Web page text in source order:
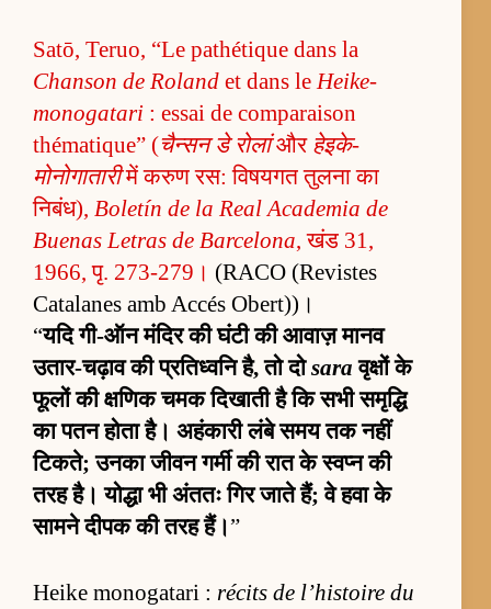
Satō, Teruo, “Le pathétique dans la
Chanson de Roland et dans le Heike-
monogatari : essai de comparaison
thématique” (चैन्सन डे रोलांऔर हेइके-
मोनोगातारीमें करुण रस: विषयगत तुलना का
निबंध), Boletín de la Real Academia de
Buenas Letras de Barcelona, खंड 31,
1966, पृ. 273-279। (RACO (Revistes
Catalanes amb Accés Obert))।
“यदि गी-ऑन मंदिर की घंटी की आवाज़ मानव
उतार-चढ़ाव की प्रतिध्वनि है, तो दोsara वृक्षों के
फूलों की क्षणिक चमक दिखाती है कि सभी समृद्धि
का पतन होता है। अहंकारी लंबे समय तक नहीं
टिकते; उनका जीवन गर्मी की रात के स्वप्न की
तरह है। योद्धा भी अंततः गिर जाते हैं; वे हवा के
सामने दीपक की तरह हैं।”
Heike monogatari : récits de l’histoire du